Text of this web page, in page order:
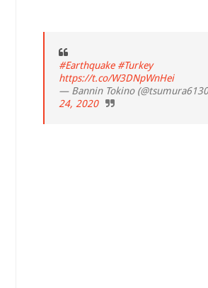
#Earthquake #Turkey
https://t.co/W3DNpWnHei
— Bannin Tokino
24, 2020